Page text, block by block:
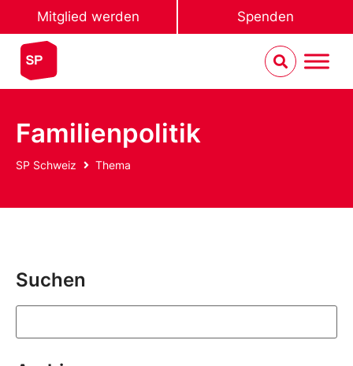
Mitglied werden Spenden
Familienpolitik
SP Schweiz Thema
Suchen